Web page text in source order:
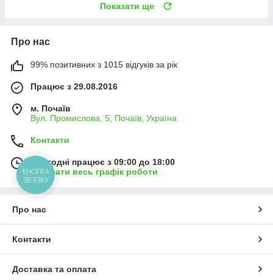
Показати ще
Про нас
99% позитивних з 1015 відгуків за рік
Працює з 29.08.2016
м. Почаїв
Вул. Промислова, 5, Почаїв, Україна
Контакти
Сьогодні працює з 09:00 до 18:00
Показати весь графік роботи
Про нас
Контакти
Доставка та оплата
КНОПКА
ЗВ'ЯЗКУ